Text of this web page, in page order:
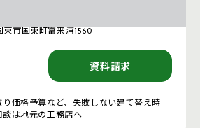
市国東町富来浦1560
資料請求
価格予算など、失敗しない建て替え時
は地元の工務店へ